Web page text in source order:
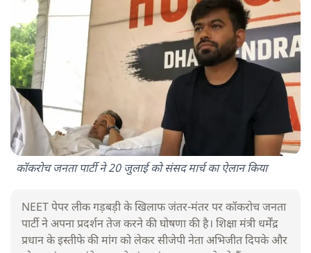
कॉकरोच जनता पार्टी ने 20 जुलाई को संसद मार्च का ऐलान किया
NEET पेपर लीक गड़बड़ी के खिलाफ जंतर-मंतर पर कॉकरोच जनता
पार्टी ने अपना प्रदर्शन तेज करने की घोषणा की है। शिक्षा मंत्री धर्मेंद्र
प्रधान के इस्तीफे की मांग को लेकर सीजेपी नेता अभिजीत दिपके और